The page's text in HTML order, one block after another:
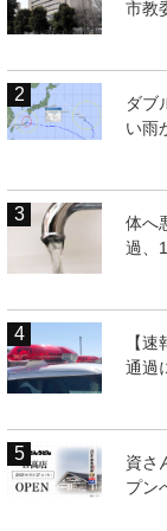
市教
ダブ
い雨
体へ
過、
【
通過
資さ
プン